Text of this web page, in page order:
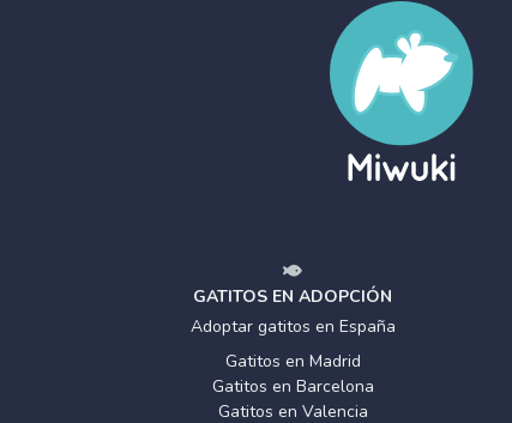
GATITOS EN ADOPCIÓN
Adoptar gatitos en España
Gatitos en Madrid
Gatitos en Barcelona
Gatitos en Valencia